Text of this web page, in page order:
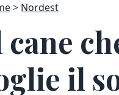
Nordest
il